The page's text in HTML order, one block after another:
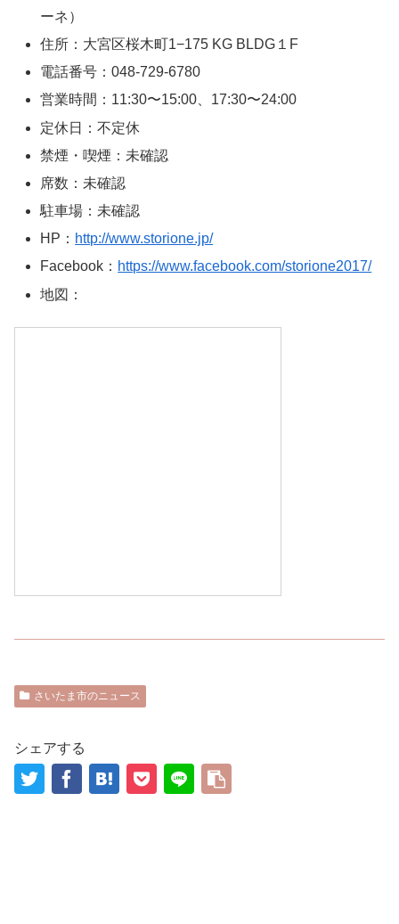
ーネ）
住所：大宮区桜木町1−175 KG BLDG１F
電話番号：048-729-6780
営業時間：11:30〜15:00、17:30〜24:00
定休日：不定休
禁煙・喫煙：未確認
席数：未確認
駐車場：未確認
HP： http://www.storione.jp/
Facebook： https://www.facebook.com/storione2017/
地図：
さいたま市のニュース
シェアする